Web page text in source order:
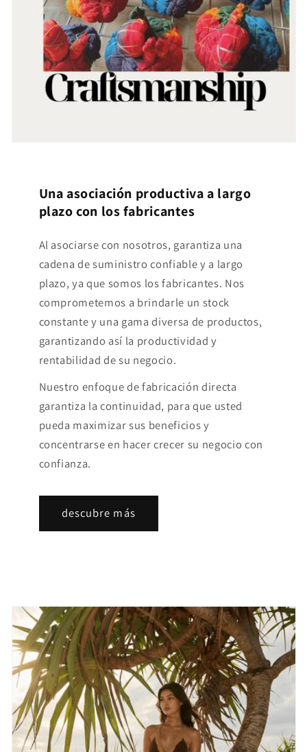
Una asociación productiva a largo
plazo con los fabricantes
Al asociarse con nosotros, garantiza una
cadena de suministro confiable y a largo
plazo, ya que somos los fabricantes. Nos
comprometemos a brindarle un stock
constante y una gama diversa de productos,
garantizando así la productividad y
rentabilidad de su negocio.
Nuestro enfoque de fabricación directa
garantiza la continuidad, para que usted
pueda maximizar sus beneficios y
concentrarse en hacer crecer su negocio con
confianza.
descubre más